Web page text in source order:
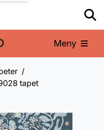
Meny
tapet